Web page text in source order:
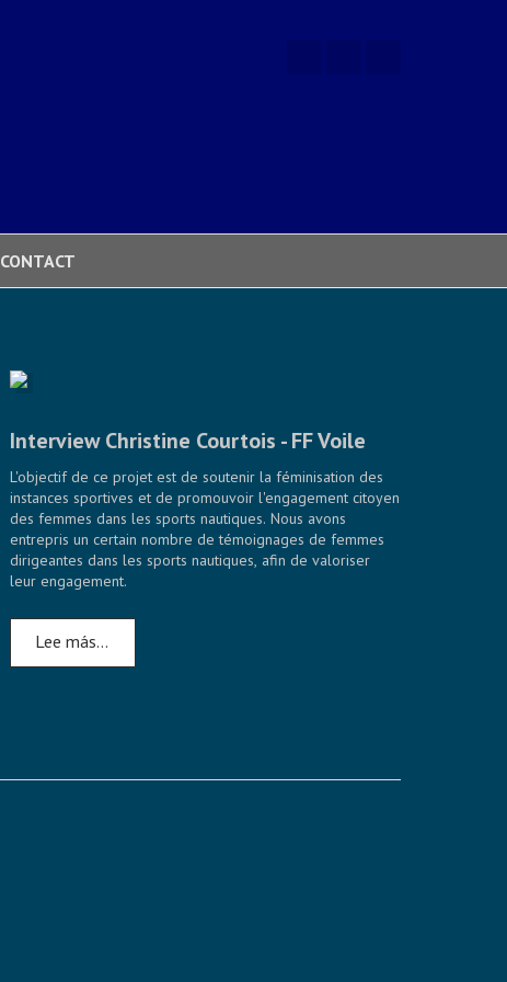
CONTACT
Interview Christine Courtois - FF Voile
L'objectif de ce projet est de soutenir la féminisation des
instances sportives et de promouvoir l'engagement citoyen
des femmes dans les sports nautiques. Nous avons
entrepris un certain nombre de témoignages de femmes
dirigeantes dans les sports nautiques, afin de valoriser
leur engagement.
Lee más…